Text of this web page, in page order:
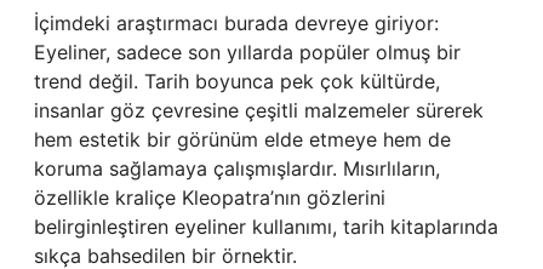
İçimdeki araştırmacı burada devreye giriyor:
Eyeliner, sadece son yıllarda popüler olmuş bir
trend değil. Tarih boyunca pek çok kültürde,
insanlar göz çevresine çeşitli malzemeler sürerek
hem estetik bir görünüm elde etmeye hem de
koruma sağlamaya çalışmışlardır. Mısırlıların,
özellikle kraliçe Kleopatra’nın gözlerini
belirginleştiren eyeliner kullanımı, tarih kitaplarında
sıkça bahsedilen bir örnektir.